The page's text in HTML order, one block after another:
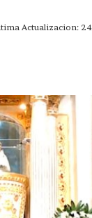
Actualizacion: